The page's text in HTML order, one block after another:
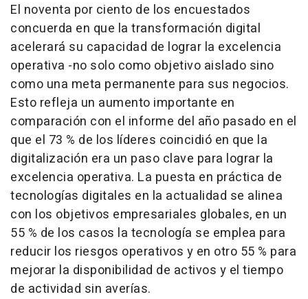
El noventa por ciento de los encuestados
concuerda en que la transformación digital
acelerará su capacidad de lograr la excelencia
operativa -no solo como objetivo aislado sino
como una meta permanente para sus negocios.
Esto refleja un aumento importante en
comparación con el informe del año pasado en el
que el 73 % de los líderes coincidió en que la
digitalización era un paso clave para lograr la
excelencia operativa. La puesta en práctica de
tecnologías digitales en la actualidad se alinea
con los objetivos empresariales globales, en un
55 % de los casos la tecnología se emplea para
reducir los riesgos operativos y en otro 55 % para
mejorar la disponibilidad de activos y el tiempo
de actividad sin averías.